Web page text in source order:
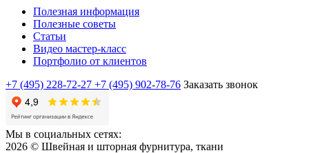
Полезная информация
Полезные советы
Статьи
Видео мастер-класс
Портфолио от клиентов
+7 (495) 228-72-27 +7 (495) 902-78-76 Заказать звонок
Мы в социальных сетях:
2026 © Швейная и шторная фурнитура, ткани